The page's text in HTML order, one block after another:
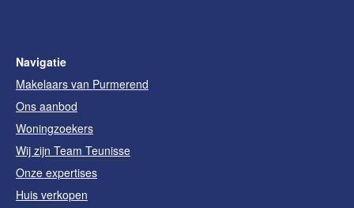
Navigatie
Makelaars van Purmerend
Ons aanbod
Woningzoekers
Wij zijn Team Teunisse
Onze expertises
Huis verkopen